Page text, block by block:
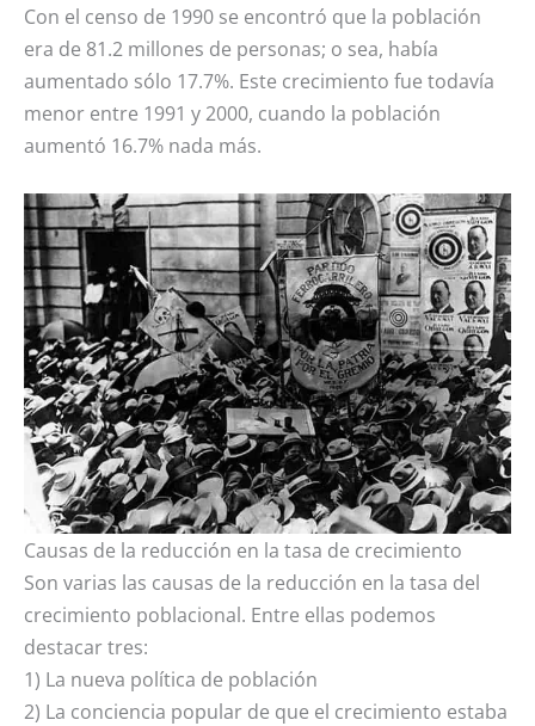
Con el censo de 1990 se encontró que la población
era de 81.2 millones de personas; o sea, había
aumentado sólo 17.7%. Este crecimiento fue todavía
menor entre 1991 y 2000, cuando la población
aumentó 16.7% nada más.
Causas de la reducción en la tasa de crecimiento
Son varias las causas de la reducción en la tasa del
crecimiento poblacional. Entre ellas podemos
destacar tres:
1) La nueva política de población
2) La conciencia popular de que el crecimiento estaba